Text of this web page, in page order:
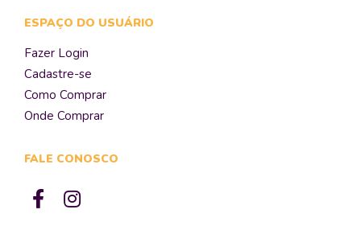
ESPAÇO DO USUÁRIO
Fazer Login
Cadastre-se
Como Comprar
Onde Comprar
FALE CONOSCO